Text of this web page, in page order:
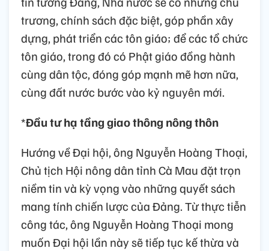
trương, chính sách đặc biệt, góp phần xây
dựng, phát triển các tôn giáo; để các tổ chức
tôn giáo, trong đó có Phật giáo đồng hành
cùng dân tộc, đóng góp mạnh mẽ hơn nữa,
cùng đất nước bước vào kỷ nguyên mới.
*Đầu tư hạ tầng giao thông nông thôn
Hướng về Đại hội, ông Nguyễn Hoàng Thoại,
Chủ tịch Hội nông dân tỉnh Cà Mau đặt trọn
niềm tin và kỳ vọng vào những quyết sách
mang tính chiến lược của Đảng. Từ thực tiễn
công tác, ông Nguyễn Hoàng Thoại mong
muốn Đại hội lần này sẽ tiếp tục kế thừa và